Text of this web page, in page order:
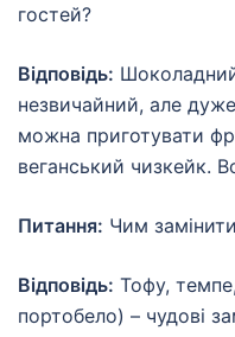
гостей?
Відповідь:
незвичайний, але
можна приготувати
веганський чизкейк.
Питання: Чим
Відповідь: Тофу,
портобело) – чудові